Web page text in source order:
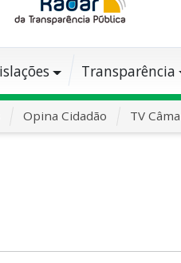
Transparência
Opina Cidadão TV